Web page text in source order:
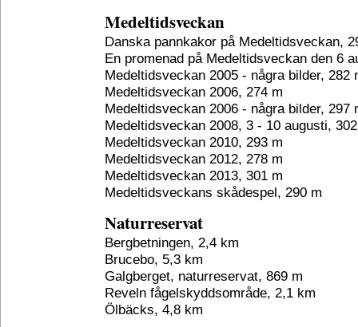
Medeltidsveckan
Danska pannkakor på Medeltidsveckan,
En promenad på Medeltidsveckan den 6
Medeltidsveckan 2005 - några bilder, 282
Medeltidsveckan 2006, 274 m
Medeltidsveckan 2006 - några bilder, 297
Medeltidsveckan 2008, 3 - 10 augusti,
Medeltidsveckan 2010, 293 m
Medeltidsveckan 2012, 278 m
Medeltidsveckan 2013, 301 m
Medeltidsveckans skådespel, 290 m
Naturreservat
Bergbetningen, 2,4 km
Brucebo, 5,3 km
Galgberget, naturreservat, 869 m
Reveln fågelskyddsområde, 2,1 km
Ölbäcks, 4,8 km